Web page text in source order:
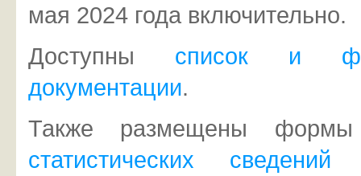
мая 2024 года включительно.
Доступны список и
документации.
Также размещены формы
статистических